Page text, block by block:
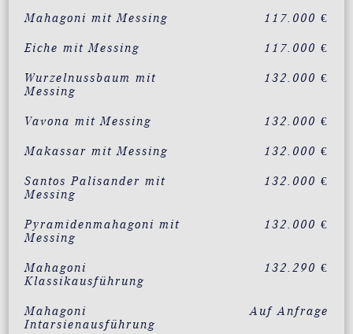
Mahagoni mit Messing 117.000 €
Eiche mit Messing 117.000 €
Wurzelnussbaum mit
Messing
132.000 €
Vavona mit Messing 132.000 €
Makassar mit Messing 132.000 €
Santos Palisander mit
Messing
132.000 €
Pyramidenmahagoni mit
Messing
132.000 €
Mahagoni
Klassikausführung
132.290 €
Mahagoni
Intarsienausführung
Auf Anfrage